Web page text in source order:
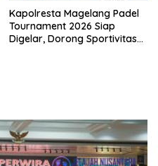
Kapolresta Magelang Padel
Tournament 2026 Siap
Digelar, Dorong Sportivitas